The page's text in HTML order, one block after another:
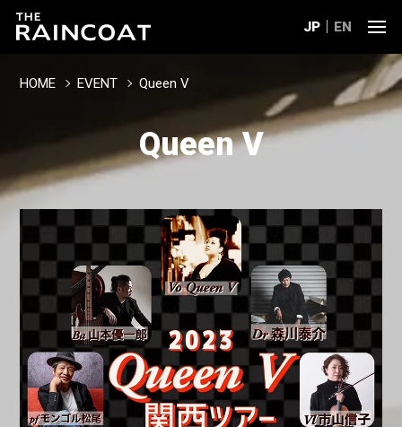
JP EN
HOME EVENT Queen V
Queen V